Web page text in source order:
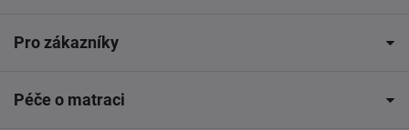
Pro zákazníky
Péče o matraci